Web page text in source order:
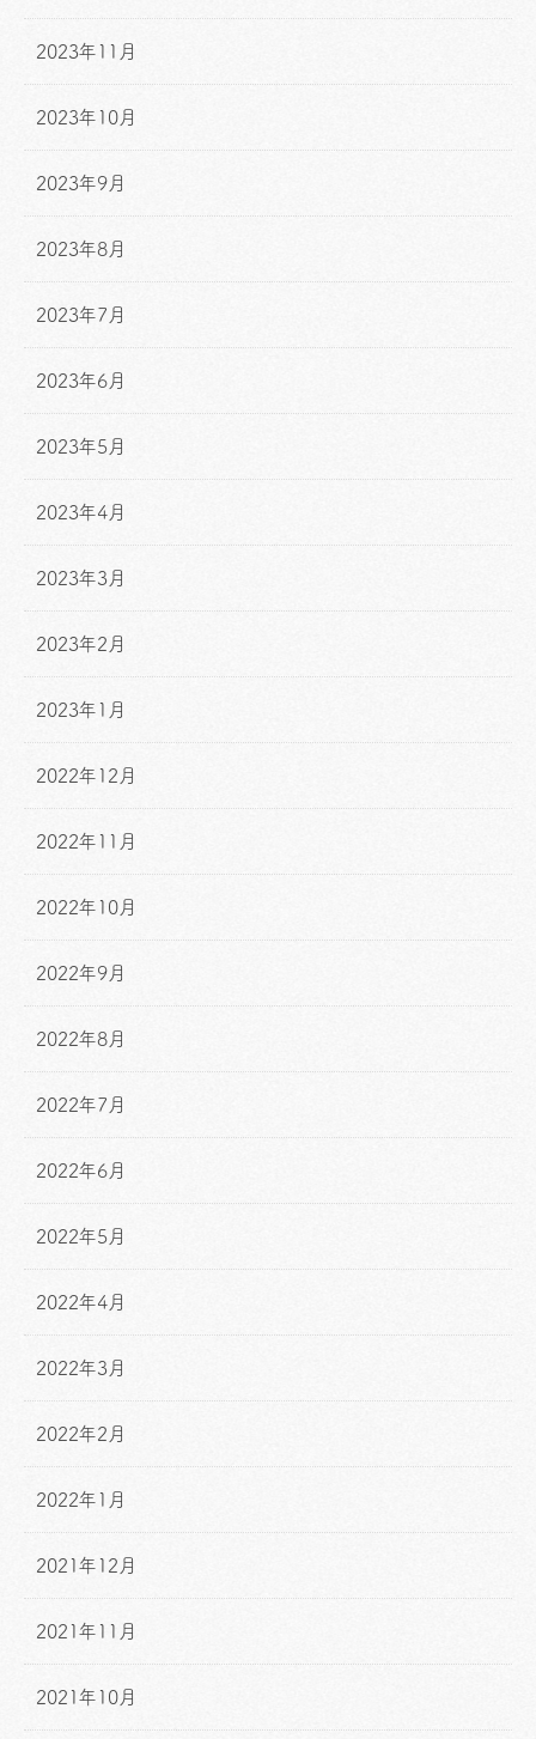
2023年11月
2023年10月
2023年9月
2023年8月
2023年7月
2023年6月
2023年5月
2023年4月
2023年3月
2023年2月
2023年1月
2022年12月
2022年11月
2022年10月
2022年9月
2022年8月
2022年7月
2022年6月
2022年5月
2022年4月
2022年3月
2022年2月
2022年1月
2021年12月
2021年11月
2021年10月